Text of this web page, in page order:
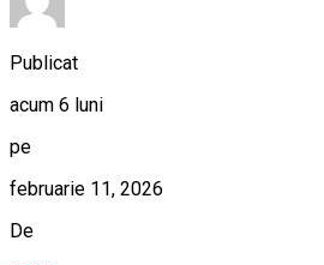
Publicat
acum 6 luni
pe
februarie 11, 2026
De